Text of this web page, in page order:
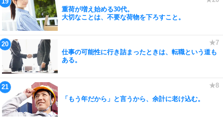
重荷が増え始める30代。
大切なことは、不要な荷物を下ろすこと。
仕事の可能性に行き詰まったときは、転職という道も
ある。
「もう年だから」と言うから、余計に老け込む。